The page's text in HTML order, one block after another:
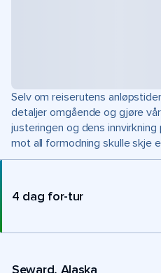
Selv om reiserutens
detaljer omgående og gjøre
justeringen og dens
mot all formodning skulle skje
4 dag for-tur
Seward, Alaska